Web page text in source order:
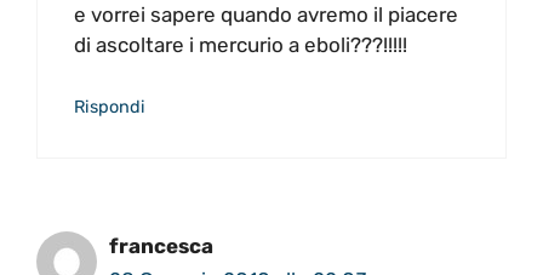
e vorrei sapere quando avremo il piacere
di ascoltare i mercurio a eboli???!!!!!
Rispondi
francesca